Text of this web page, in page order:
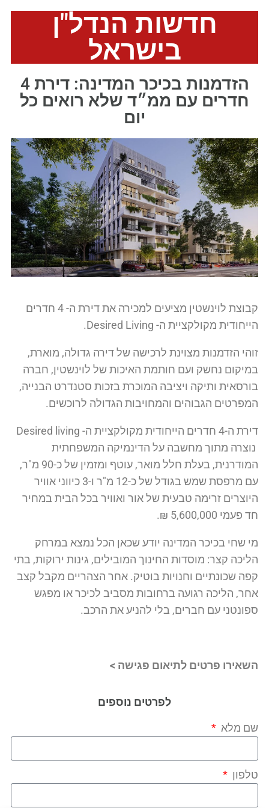
חדשות הנדל"ן
בישראל
הזדמנות בכיכר המדינה: דירת 4
חדרים עם ממ״ד שלא רואים כל
יום
קבוצת לוינשטין מציעים למכירה את דירת ה- 4 חדרים
הייחודית מקולקציית ה- Desired Living.
זוהי הזדמנות מצוינת לרכישה של דירה גדולה, מוארת,
במיקום נחשק ועם חותמת האיכות של לוינשטין, חברה
בורסאית ותיקה ויציבה המוכרת בזכות סטנדרט הבנייה,
המפרטים הגבוהים והמחויבות הגדולה לרוכשים.
דירת ה-4 חדרים הייחודית מקולקציית ה- Desired living
נוצרה מתוך מחשבה על הדינמיקה המשפחתית
המודרנית, בעלת חלל מואר, עוטף ומזמין של כ-90 מ"ר,
עם מרפסת שמש בגודל של כ-12 מ"ר ו-3 כיווני אוויר
היוצרים זרימה טבעית של אור ואוויר בכל הבית במחיר
חד פעמי 5,600,000 ₪.
מי שחי בכיכר המדינה יודע שכאן הכל נמצא במרחק
הליכה קצר: מוסדות החינוך המובילים, גינות ירוקות, בתי
קפה שכונתיים וחנויות בוטיק. אחר הצהריים מקבל קצב
אחר, הליכה רגועה ברחובות מסביב לכיכר או מפגש
ספונטני עם חברים, בלי להניע את הרכב.
השאירו פרטים לתיאום פגישה >
לפרטים נוספים
שם מלא
טלפון